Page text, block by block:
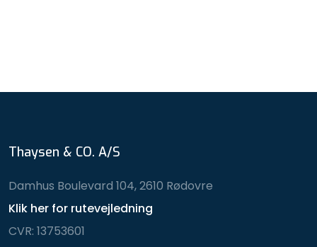
Thaysen & CO. A/S
Damhus Boulevard 104, 2610 Rødovre
Klik her for rutevejledning
CVR: 13753601